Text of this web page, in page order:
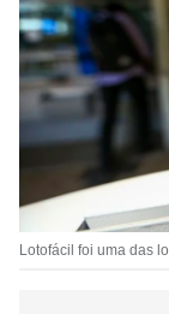
Lotofácil foi uma das